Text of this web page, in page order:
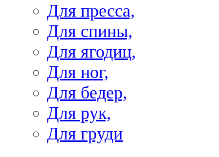
Для пресса,
Для спины,
Для ягодиц,
Для ног,
Для бедер,
Для рук,
Для груди